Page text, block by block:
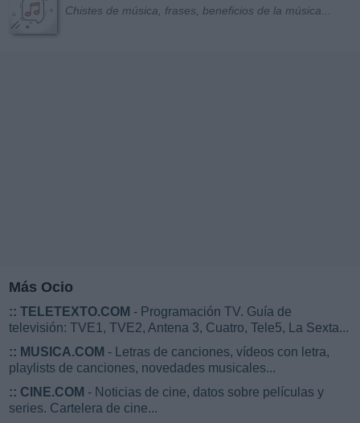
Chistes de música, frases, beneficios de la música...
Más Ocio
:: TELETEXTO.COM - Programación TV. Guía de
televisión: TVE1, TVE2, Antena 3, Cuatro, Tele5, La Sexta...
:: MUSICA.COM - Letras de canciones, vídeos con letra,
playlists de canciones, novedades musicales...
:: CINE.COM - Noticias de cine, datos sobre películas y
series. Cartelera de cine...